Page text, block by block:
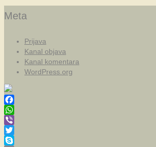
Meta
Prijava
Kanal objava
Kanal komentara
WordPress.org
Facebook
WhatsApp
Viber
Twitter